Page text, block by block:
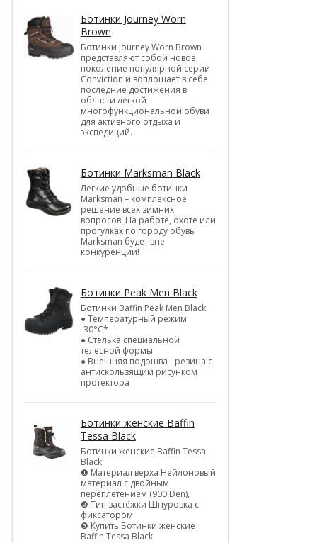
Ботинки Journey Worn
Brown
Ботинки Journey Worn Brown
представляют собой новое
поколение популярной серии
Conviction и воплощает в себе
последние достижения в
области легкой
многофункциональной обуви
для активного отдыха и
экспедиций.
Ботинки Marksman Black
Легкие удобные ботинки
Marksman – комплексное
решение всех зимних
вопросов. На работе, охоте или
прогулках по городу обувь
Marksman будет вне
конкуренции!
Ботинки Peak Men Black
Ботинки Baffin Peak Men Black
● Температурный режим
-30°С*
● Стелька специальной
телесной формы
● Внешняя подошва - резина с
антискользящим рисунком
протектора
Ботинки женские Baffin
Tessa Black
Ботинки женские Baffin Tessa
Black
❶ Материал верха Нейлоновый
материал с двойным
переплетением (900 Den),
❷ Тип застёжки Шнуровка с
фиксатором
❸ Купить Ботинки женские
Baffin Tessa Black